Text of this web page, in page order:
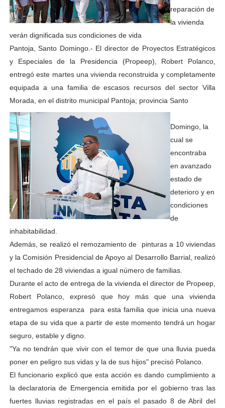
reparación de
la vivienda
verán dignificada sus condiciones de vida
Pantoja, Santo Domingo.- El director de Proyectos Estratégicos
y Especiales de la Presidencia (Propeep), Robert Polanco,
entregó este martes una vivienda reconstruida y completamente
equipada a una familia de escasos recursos del sector Villa
Morada, en el distrito municipal Pantoja; provincia Santo
Domingo, la
cual se
encontraba
en avanzado
estado de
deterioro y en
condiciones
de
inhabitabilidad.
Además, se realizó el remozamiento de pinturas a 10 viviendas
y la Comisión Presidencial de Apoyo al Desarrollo Barrial, realizó
el techado de 28 viviendas a igual número de familias.
Durante el acto de entrega de la vivienda el director de Propeep,
Robert Polanco, expresó que hoy más que una vivienda
entregamos esperanza para esta familia que inicia una nueva
etapa de su vida que a partir de este momento tendrá un hogar
seguro, estable y digno.
"Ya no tendrán que vivir con el temor de que una lluvia pueda
poner en peligro sus vidas y la de sus hijos" precisó Polanco.
El funcionario explicó que esta acción es dando cumplimiento a
la declaratoria de Emergencia emitida por el gobierno tras las
fuertes lluvias registradas en el país el pasado 8 de Abril del